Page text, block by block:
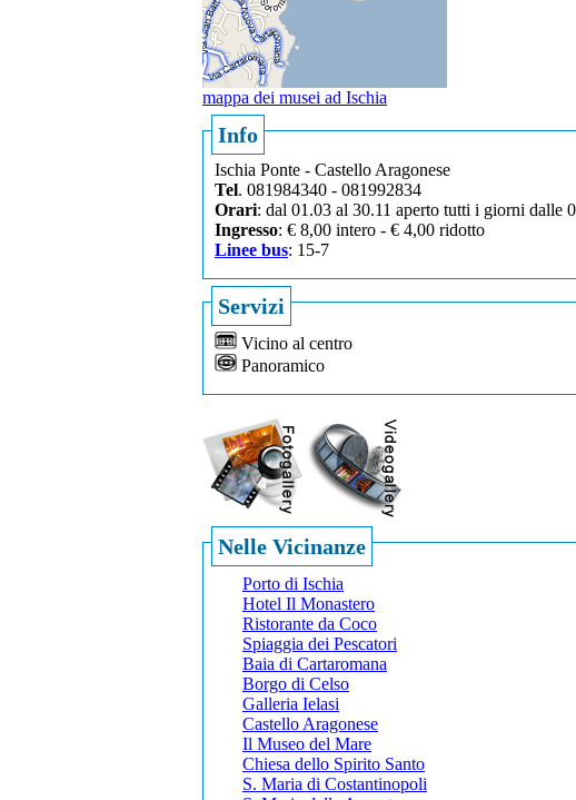
mappa dei musei ad Ischia
Info
Ischia Ponte - Castello Aragonese
Tel. 081984340 - 081992834
Orari: dal 01.03 al 30.11 aperto tutti i giorni dalle
Ingresso: € 8,00 intero - € 4,00 ridotto
Linee bus: 15-7
Servizi
Vicino al centro
Panoramico
Nelle Vicinanze
Porto di Ischia
Hotel Il Monastero
Ristorante da Coco
Spiaggia dei Pescatori
Baia di Cartaromana
Borgo di Celso
Galleria Ielasi
Castello Aragonese
Il Museo del Mare
Chiesa dello Spirito Santo
S. Maria di Costantinopoli